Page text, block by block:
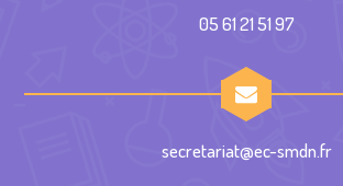
05 61 21 51 97
secretariat@ec-smdn.fr